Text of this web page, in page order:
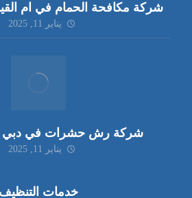
شركة مكافحة الحمام في ام القيوين
يناير 11, 2025
شركة رش حشرات في دبي
يناير 11, 2025
خدمات التنظيف